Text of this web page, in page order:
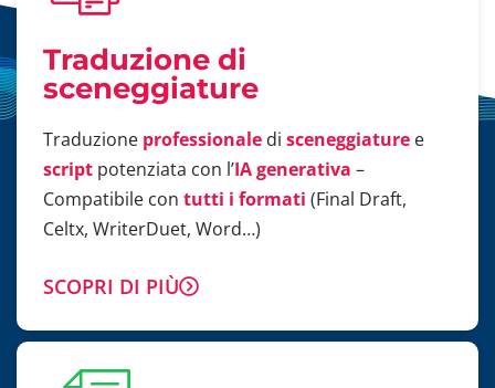
Traduzione di
sceneggiature
Traduzione professionale di sceneggiature e
script potenziata con l’IA generativa –
Compatibile con tutti i formati (Final Draft,
Celtx, WriterDuet, Word…)
SCOPRI DI PIÙ